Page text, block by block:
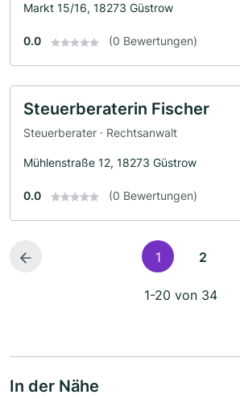
Markt 15/16, 18273 Güstrow
0.0 (0 Bewertungen)
Steuerberaterin Fischer
Steuerberater · Rechtsanwalt
Mühlenstraße 12, 18273 Güstrow
0.0 (0 Bewertungen)
1 2
1-20 von 34
In der Nähe